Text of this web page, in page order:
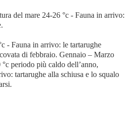
del mare 24-26 °c - Fauna in arrivo:
- Fauna in arrivo: le tartarughe
di febbraio. Gennaio – Marzo
periodo più caldo dell’anno,
tartarughe alla schiusa e lo squalo